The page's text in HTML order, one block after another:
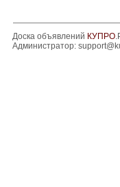
Доска объявлений КУПРО
Администратор: